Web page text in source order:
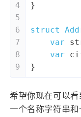
4
5
6
7
8
9
}
struct
var
var
}
希望你现在可以看
一个名称字符串